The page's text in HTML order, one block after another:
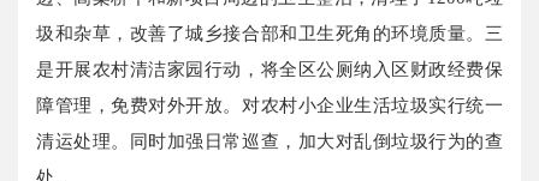
圾和杂草，改善了城乡接合部和卫生死角的环境质量。三
是开展农村清洁家园行动，将全区公厕纳入区财政经费保
障管理，免费对外开放。对农村小企业生活垃圾实行统一
清运处理。同时加强日常巡查，加大对乱倒垃圾行为的查
处。